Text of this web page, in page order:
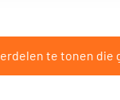
te tonen die